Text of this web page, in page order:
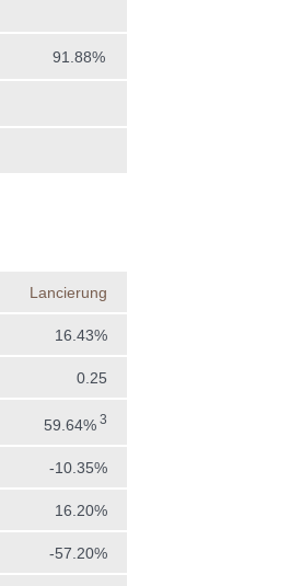
91.88%
Lancierung
16.43%
0.25
59.64% 3
-10.35%
16.20%
-57.20%